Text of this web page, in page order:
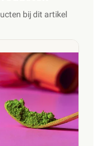
bij dit artikel